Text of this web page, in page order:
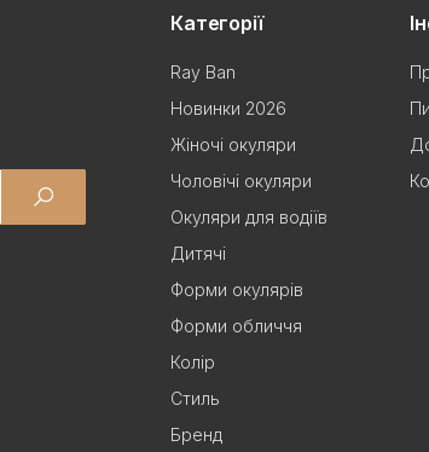
Категорії
Ray Ban
Новинки 2026
Жіночі окуляри
Чоловічі окуляри
Окуляри для водіїв
Дитячі
Форми окулярів
Форми обличчя
Колір
Стиль
Бренд